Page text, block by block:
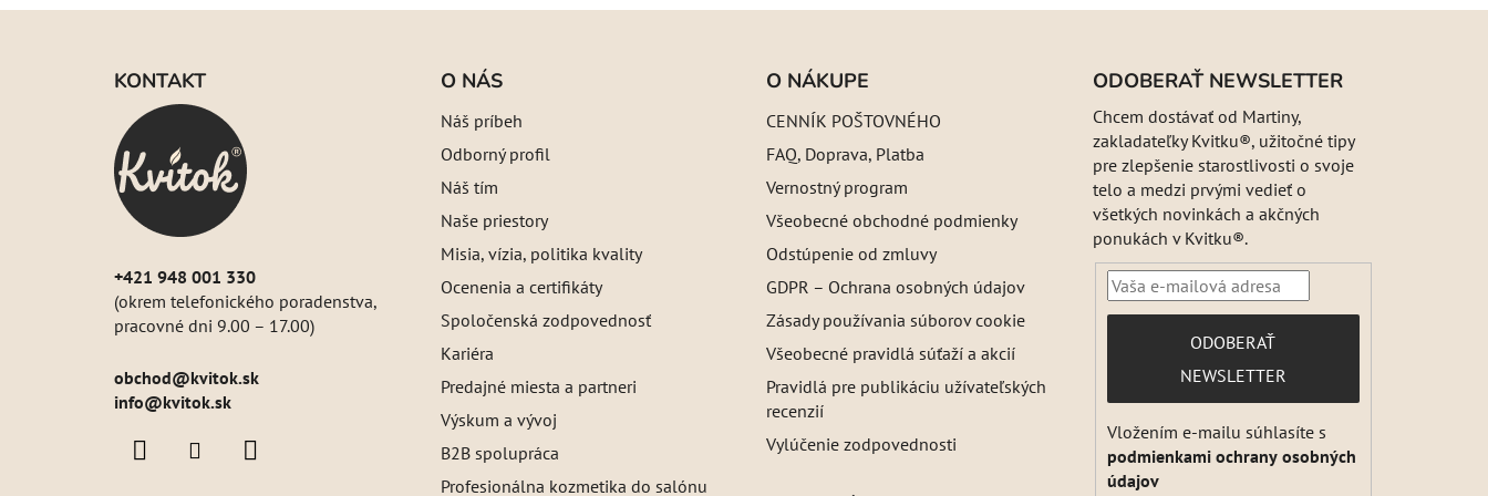
KONTAKT
+421 948 001 330
(okrem telefonického poradenstva,
pracovné dni 9.00 – 17.00)
obchod@kvitok.sk
info@kvitok.sk
O NÁS
Náš príbeh
Odborný profil
Náš tím
Naše priestory
Misia, vízia, politika kvality
Ocenenia a certifikáty
Spoločenská zodpovednosť
Kariéra
Predajné miesta a partneri
Výskum a vývoj
B2B spolupráca
Profesionálna kozmetika do salónu
O NÁKUPE
CENNÍK POŠTOVNÉHO
FAQ, Doprava, Platba
Vernostný program
Všeobecné obchodné podmienky
Odstúpenie od zmluvy
GDPR – Ochrana osobných údajov
Zásady používania súborov cookie
Všeobecné pravidlá súťaží a akcií
Pravidlá pre publikáciu užívateľských
recenzií
Vylúčenie zodpovednosti
ODOBERAŤ NEWSLETTER
Chcem dostávať od Martiny,
zakladateľky Kvitku®, užitočné tipy
pre zlepšenie starostlivosti o svoje
telo a medzi prvými vedieť o
všetkých novinkách a akčných
ponukách v Kvitku®.
PRIHLÁSIŤ
SA
ODOBERAŤ
NEWSLETTER
Vložením e-mailu súhlasíte s
podmienkami ochrany osobných
údajov